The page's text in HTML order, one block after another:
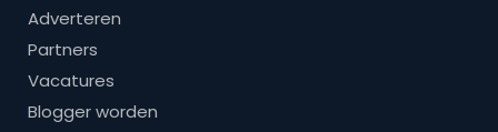
Adverteren
Partners
Vacatures
Blogger worden